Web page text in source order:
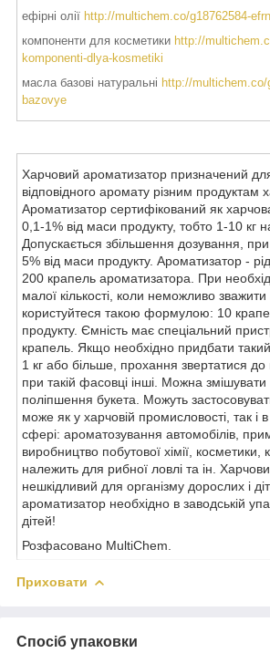
ефірні олії http://multichem.co/g18762584-
компоненти для косметики http://
komponenti-dlya-kosmetiki
масла базові натуральні http://
bazovye
Харчовий ароматизатор призначений
відповідного аромату різним продуктам
Ароматизатор сертифікований як
0,1-1% від маси продукту, тобто 1-10 кг
Допускається збільшення дозування, при
5% від маси продукту. Ароматизатор -
200 крапель ароматизатора. При
малої кількості, коли неможливо
користуйтеся такою формулою: 10
продукту. Ємність має спеціальний
крапель. Якщо необхідно придбати такий
1 кг або більше, прохання звертатися до
при такій фасовці інші. Можна змішувати
поліпшення букета. Можуть
може як у харчовій промисловості, так і в
сфері: ароматозування автомобілів,
виробництво побутової хімії, косметики,
належить для рибної ловлі та ін.
нешкідливий для організму дорослих і
ароматизатор необхідно в заводській
дітей!
Розфасовано MultiChem.
Приховати
Спосіб упаковки